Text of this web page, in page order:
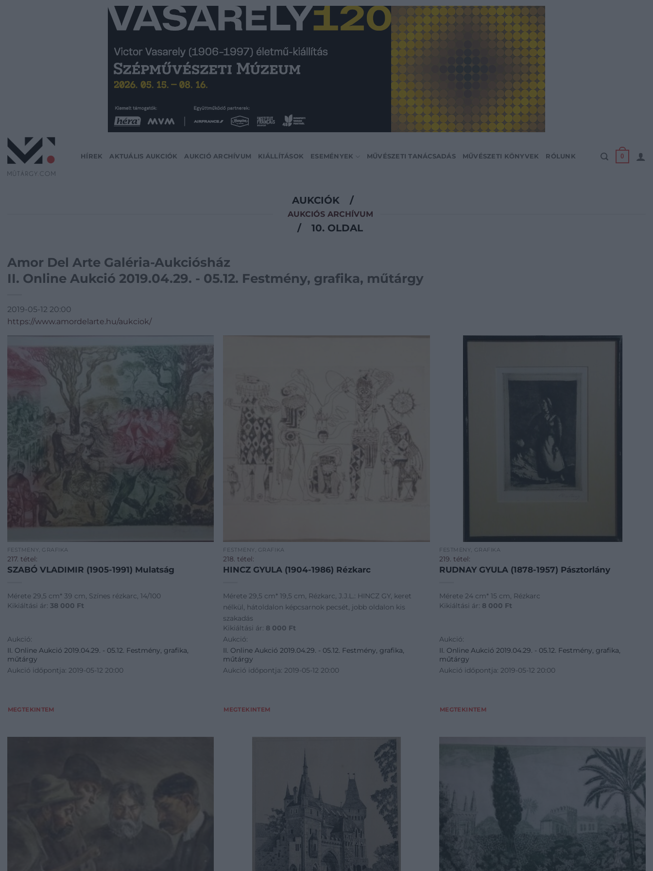
HÍREK AKTUÁLIS AUKCIÓK AUKCIÓ ARCHÍVUM KIÁLLÍTÁSOK ESEMÉNYEK MŰVÉSZETI TANÁCSADÁS MŰVÉSZETI KÖNYVEK RÓLUNK 0
AUKCIÓK /
AUKCIÓS ARCHÍVUM
/ 10. OLDAL
Amor Del Arte Galéria-Aukciósház
II. Online Aukció 2019.04.29. - 05.12. Festmény, grafika, műtárgy
2019-05-12 20:00
https://www.amordelarte.hu/aukciok/
FESTMÉNY, GRAFIKA
217. tétel:
SZABÓ VLADIMIR (1905-1991) Mulatság
Mérete 29,5 cm* 39 cm, Színes rézkarc, 14/100
Kikiáltási ár: 38 000 Ft
Aukció:
II. Online Aukció 2019.04.29. - 05.12. Festmény, grafika,
műtárgy
Aukció időpontja: 2019-05-12 20:00
MEGTEKINTEM
FESTMÉNY, GRAFIKA
218. tétel:
HINCZ GYULA (1904-1986) Rézkarc
Mérete 29,5 cm* 19,5 cm, Rézkarc, J.J.L.: HINCZ GY, keret
nélkül, hátoldalon képcsarnok pecsét, jobb oldalon kis
szakadás
Kikiáltási ár: 8 000 Ft
Aukció:
II. Online Aukció 2019.04.29. - 05.12. Festmény, grafika,
műtárgy
Aukció időpontja: 2019-05-12 20:00
MEGTEKINTEM
FESTMÉNY, GRAFIKA
219. tétel:
RUDNAY GYULA (1878-1957) Pásztorlány
Mérete 24 cm* 15 cm, Rézkarc
Kikiáltási ár: 8 000 Ft
Aukció:
II. Online Aukció 2019.04.29. - 05.12. Festmény, grafika,
műtárgy
Aukció időpontja: 2019-05-12 20:00
MEGTEKINTEM